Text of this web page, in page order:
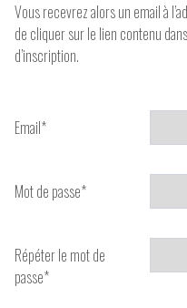
Vous recevrez alors un email à
de cliquer sur le lien contenu
d’inscription.
Email*
Mot de passe*
Répéter le mot de
passe*